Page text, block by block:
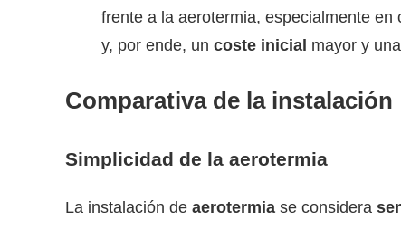
frente a la aerotermia, especialmente
y, por ende, un coste inicial mayor y una
Comparativa de la instalación
Simplicidad de la aerotermia
La instalación de aerotermia se considera